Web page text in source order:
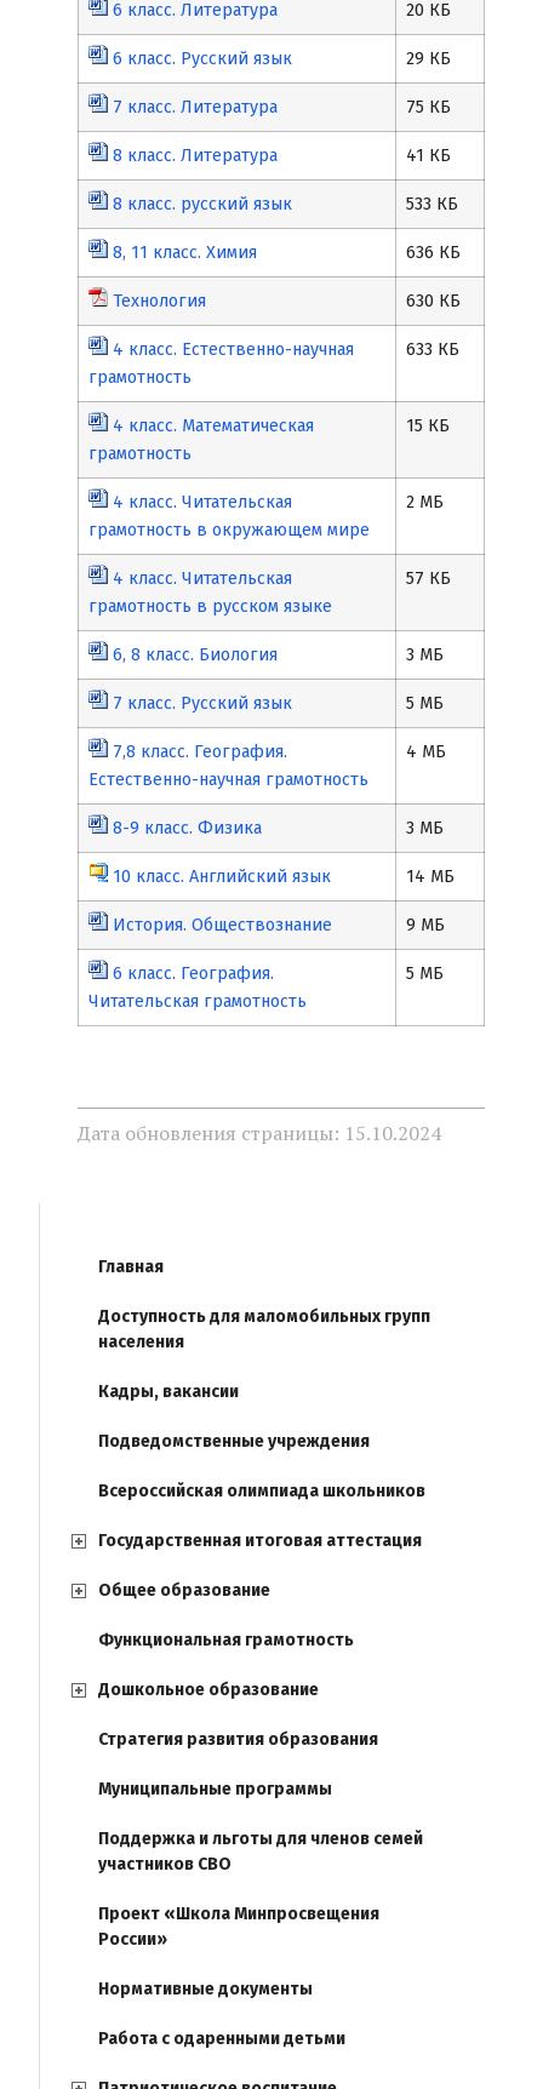
6 класс. Литература 20 КБ
6 класс. Русский язык 29 КБ
7 класс. Литература 75 КБ
8 класс. Литература 41 КБ
8 класс. русский язык 533 КБ
8, 11 класс. Химия 636 КБ
Технология 630 КБ
4 класс. Естественно-научная
грамотность
633 КБ
4 класс. Математическая
грамотность
15 КБ
4 класс. Читательская
грамотность в окружающем мире
2 МБ
4 класс. Читательская
грамотность в русском языке
57 КБ
6, 8 класс. Биология 3 МБ
7 класс. Русский язык 5 МБ
7,8 класс. География.
Естественно-научная грамотность
4 МБ
8-9 класс. Физика 3 МБ
10 класс. Английский язык 14 МБ
История. Обществознание 9 МБ
6 класс. География.
Читательская грамотность
5 МБ
Дата обновления страницы: 15.10.2024
Главная
Доступность для маломобильных групп
населения
Кадры, вакансии
Подведомственные учреждения
Всероссийская олимпиада школьников
Государственная итоговая аттестация
Общее образование
Функциональная грамотность
Дошкольное образование
Стратегия развития образования
Муниципальные программы
Поддержка и льготы для членов семей
участников СВО
Проект «Школа Минпросвещения
России»
Нормативные документы
Работа с одаренными детьми